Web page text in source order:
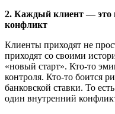
2. Каждый клиент — это
конфликт
Клиенты приходят не
приходят со своими
«новый старт». Кто-то
контроля. Кто-то боится
банковской ставки. То
один внутренний